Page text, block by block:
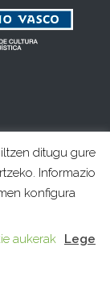
ditugu gure
Informazio
konfigura
aukerak
Lege